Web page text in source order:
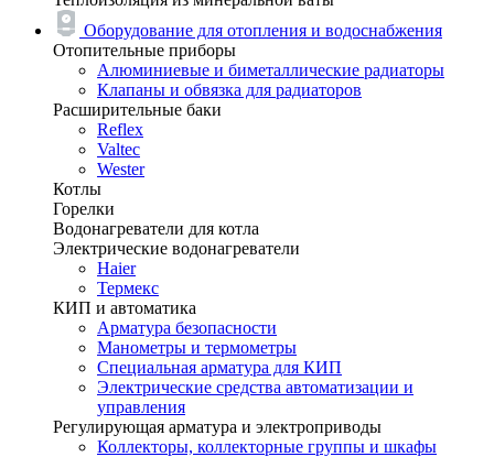
Оборудование для отопления и водоснабжения
Отопительные приборы
Алюминиевые и биметаллические радиаторы
Клапаны и обвязка для радиаторов
Расширительные баки
Reflex
Valtec
Wester
Котлы
Горелки
Водонагреватели для котла
Электрические водонагреватели
Haier
Термекс
КИП и автоматика
Арматура безопасности
Манометры и термометры
Специальная арматура для КИП
Электрические средства автоматизации и
управления
Регулирующая арматура и электроприводы
Коллекторы, коллекторные группы и шкафы